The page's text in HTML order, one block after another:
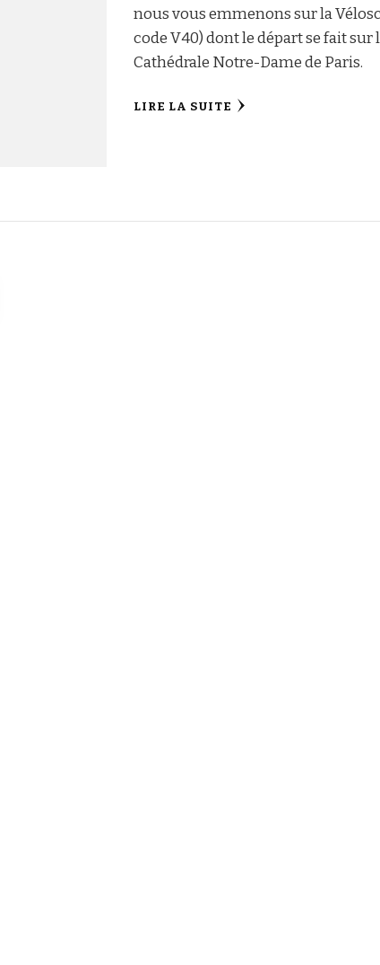
nous vous emmenons sur la
code V40) dont le départ se fait sur
Cathédrale Notre-Dame de Paris.
LIRE LA SUITE